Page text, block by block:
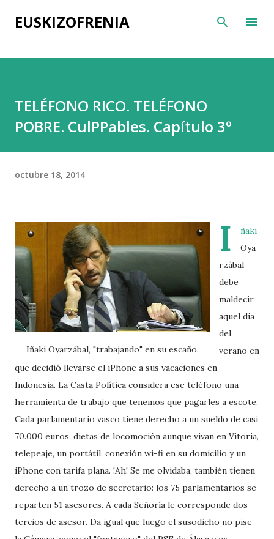
Ir al contenido principal
EUSKIZOFRENIA
TELÉFONO RICO. TELÉFONO
POBRE. CulPPables. Capítulo 3º
octubre 18, 2014
Iñaki Oyarzábal, "trabajando" en su escaño.
I
ñaki
Oya
rzábal
debe
maldecir
aquel día
del
verano en
que decidió llevarse el iPhone a sus vacaciones en
Indonesia. La Casta Política considera ese teléfono una
herramienta de trabajo que tenemos que pagarles a escote.
Cada parlamentario vasco tiene derecho a un sueldo de casi
70.000 euros, dietas de locomoción aunque vivan en Vitoria,
telepeaje, un portátil, conexión wi-fi en su domicilio y un
iPhone con tarifa plana. !Ah! Se me olvidaba, también tienen
derecho a un trozo de secretario: los 75 parlamentarios se
reparten 51 asesores. A cada Señoría le corresponde dos
tercios de asesor. Da igual que luego el susodicho no pise